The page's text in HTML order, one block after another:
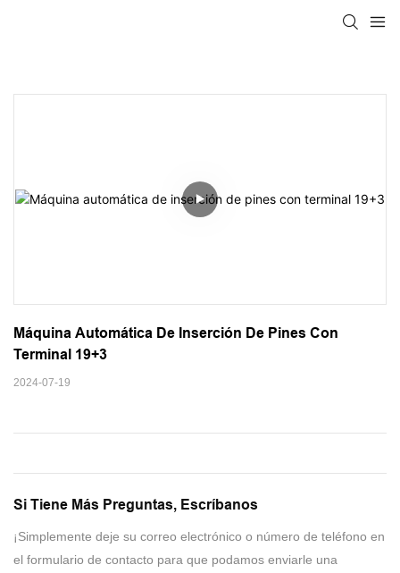
Máquina Automática De Inserción De Pines Con
Terminal 19+3
2024-07-19
Si Tiene Más Preguntas, Escríbanos
¡Simplemente deje su correo electrónico o número de teléfono en
el formulario de contacto para que podamos enviarle una